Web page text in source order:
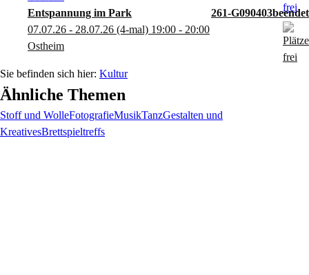
Entspannung im Park
261-G090403
07.07.26 - 28.07.26 (4-mal) 19:00 - 20:00
Ostheim
Kultur
Ähnliche Themen
Stoff und WolleFotografieMusikTanzGestalten und
KreativesBrettspieltreffs